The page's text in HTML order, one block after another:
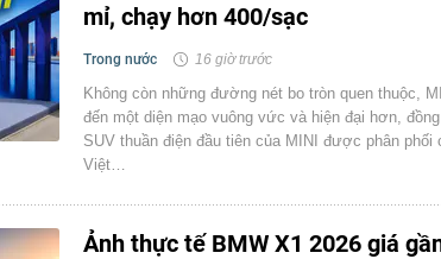
mỉ, chạy hơn 400/sạc
Trong nước 16 giờ trước
Không còn những đường nét bo tròn quen thuộc,
đến một diện mạo vuông vức và hiện đại hơn,
SUV thuần điện đầu tiên của MINI được phân phối
Việt…
Ảnh thực tế BMW X1 2026 giá